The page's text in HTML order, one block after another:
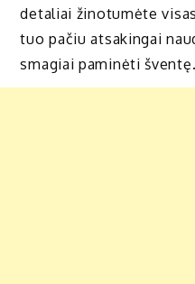
detaliai žinotumėte
tuo pačiu atsakingai
smagiai paminėti šventę.